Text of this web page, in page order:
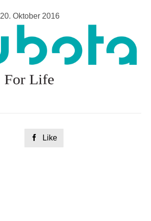
20. Oktober 2016
 Like